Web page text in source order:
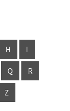
H I
Q R
Z